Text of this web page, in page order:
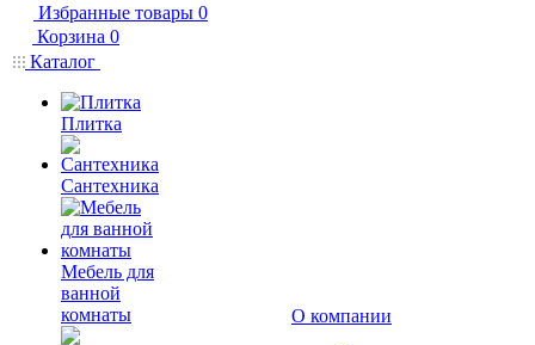
Избранные товары 0
Корзина 0
Каталог
Плитка
Сантехника
Мебель для
ванной
комнаты
О компании